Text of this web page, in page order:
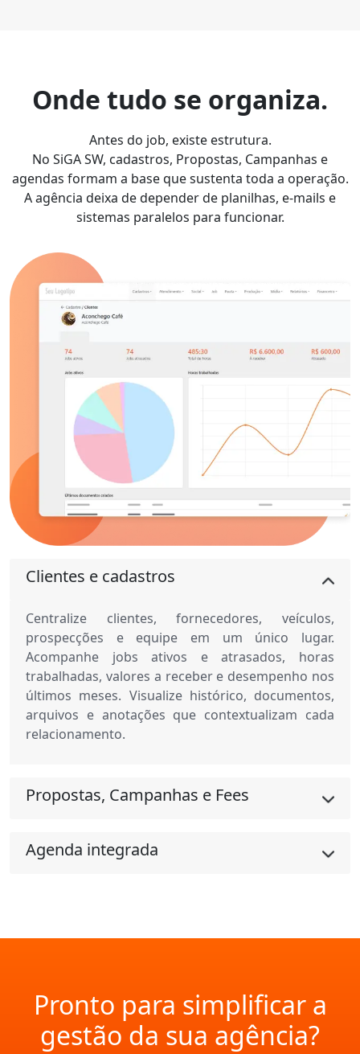
Onde tudo se organiza.
Antes do job, existe estrutura.
No SiGA SW, cadastros, Propostas, Campanhas e
agendas formam a base que sustenta toda a operação.
A agência deixa de depender de planilhas, e-mails e
sistemas paralelos para funcionar.
Clientes e cadastros
Centralize clientes, fornecedores, veículos,
prospecções e equipe em um único lugar.
Acompanhe jobs ativos e atrasados, horas
trabalhadas, valores a receber e desempenho nos
últimos meses. Visualize histórico, documentos,
arquivos e anotações que contextualizam cada
relacionamento.
Propostas, Campanhas e Fees
Agenda integrada
Pronto para simplificar a
gestão da sua agência?